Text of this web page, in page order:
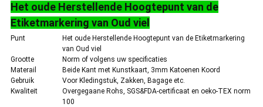
Het oude Herstellende Hoogtepunt van de
Etiketmarkering van Oud viel
Punt
Het oude Herstellende Hoogtepunt van de Etiketmarkering
van Oud viel
Grootte
Norm of volgens uw specificaties
Materail
Beide Kant met Kunstkaart, 3mm Katoenen Koord
Gebruik
Voor Kledingstuk, Zakken, Bagage etc.
Kwaliteit
Overgegaane Rohs, SGS&FDA-certificaat en oeko-TEX norm
100